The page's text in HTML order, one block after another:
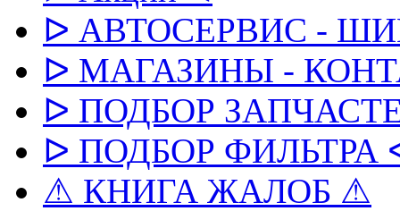
ᐅ АВТОСЕРВИС -
ᐅ МАГАЗИНЫ -
ᐅ ПОДБОР
ᐅ ПОДБОР ФИЛЬТРА
⚠ КНИГА ЖАЛОБ ⚠